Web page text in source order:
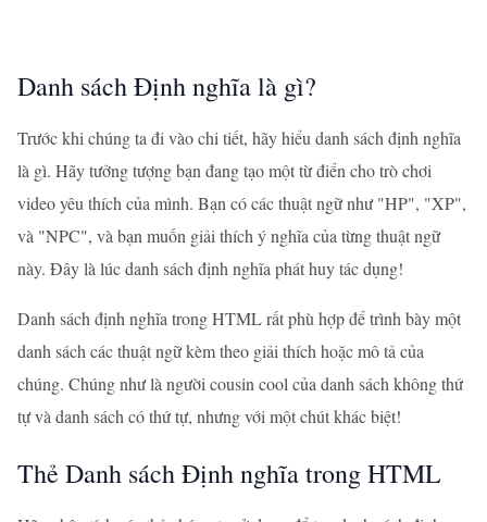
Danh sách Định nghĩa là gì?
Trước khi chúng ta đi vào chi tiết, hãy hiểu danh sách định nghĩa
là gì. Hãy tưởng tượng bạn đang tạo một từ điển cho trò chơi
video yêu thích của mình. Bạn có các thuật ngữ như "HP", "XP",
và "NPC", và bạn muốn giải thích ý nghĩa của từng thuật ngữ
này. Đây là lúc danh sách định nghĩa phát huy tác dụng!
Danh sách định nghĩa trong HTML rất phù hợp để trình bày một
danh sách các thuật ngữ kèm theo giải thích hoặc mô tả của
chúng. Chúng như là người cousin cool của danh sách không thứ
tự và danh sách có thứ tự, nhưng với một chút khác biệt!
Thẻ Danh sách Định nghĩa trong HTML